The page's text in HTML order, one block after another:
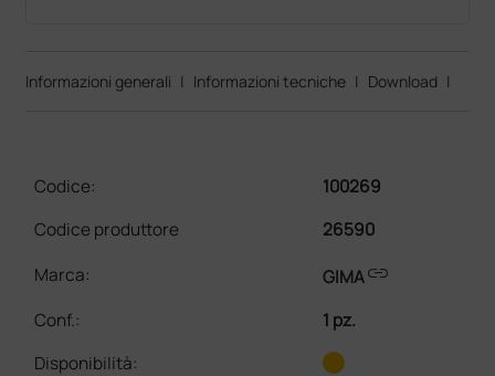
Informazioni generali | Informazioni tecniche | Download |
Codice:
100269
Codice produttore
26590
Marca:
GIMAlink
Conf.:
1 pz.
Disponibilità: